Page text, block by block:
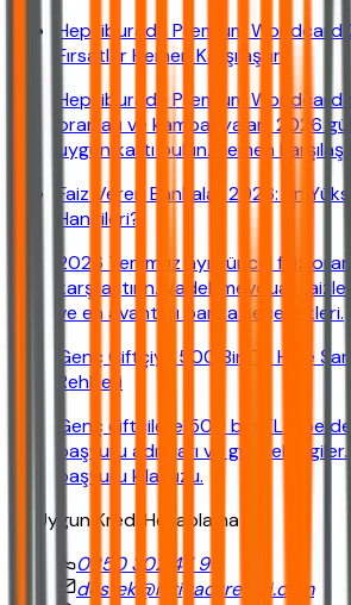
Hepsiburada Premium Worldcard
Fırsatlar Hemen Karşılaştır!
Hepsiburada Premium Worldcard
oranları ve kampanyaları. 2026
uygun kartı bulun. Hemen
Faiz Veren Bankalar 2026: En
Hangileri?
2026 Temmuz ayı güncel faiz
karşılaştırın. Vadeli mevduat
ve en avantajlı banka seçenekleri.
Genç Çiftçiye 500 Bin TL Hibe
Rehberi
Genç çiftçilere 500 bin TL hibe
başvuru adımları ve güncel bilgiler.
başvuru kılavuzu.
En Uygun Kredi Hesaplama
0850 302 47 90
destek@ihtiyackredisi.com